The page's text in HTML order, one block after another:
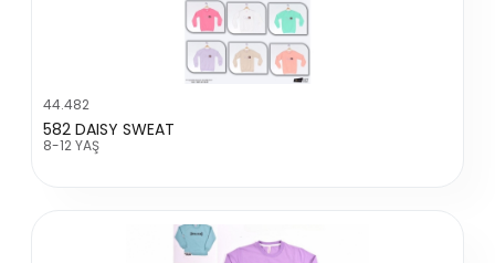
44.482
582 DAISY SWEAT
8-12 YAŞ